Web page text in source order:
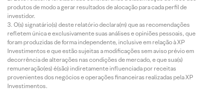
produtos de modo a gerar resultados de alocação para cada perfil de
investidor.
O(s) signatário(s) deste relatório declara(m) que as recomendações
refletem única e exclusivamente suas análises e opiniões pessoais, que
foram produzidas de forma independente, inclusive em relação à XP
Investimentos e que estão sujeitas a modificações sem aviso prévio em
decorrência de alterações nas condições de mercado, e que sua(s)
remuneração(es) é(são) indiretamente influenciada por receitas
provenientes dos negócios e operações financeiras realizadas pela XP
Investimentos.